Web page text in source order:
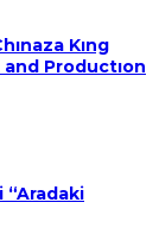
Kıng
and Productıon
“Aradaki